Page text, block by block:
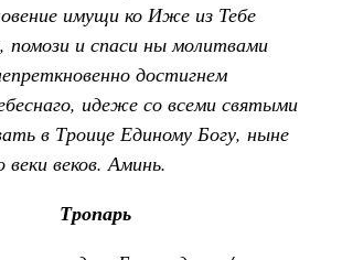
имущи ко Иже из Тебе
и спаси ны молитвами
достигнем
идеже со всеми святыми
в Троице Единому Богу, ныне
веки веков. Аминь.
Тропарь